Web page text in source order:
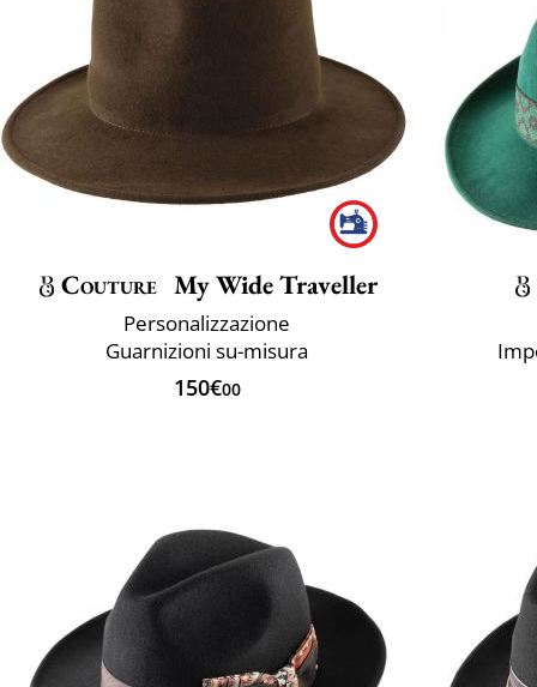
Couture My Wide Traveller
Personalizzazione
Guarnizioni su-misura
150€00